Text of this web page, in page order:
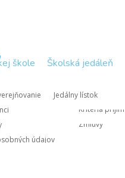
škole
Zápisnice
Zápisnice z
Zmluvy
údajov
rodičov
Nástup do
Kritériá
Školská jedáleň
Jedálny lístok